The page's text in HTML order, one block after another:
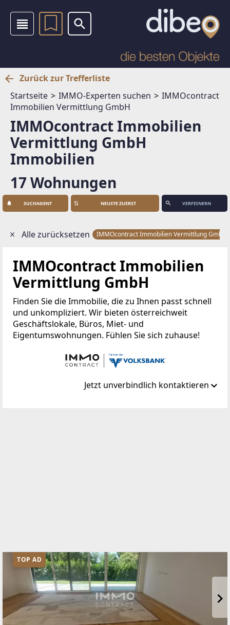
Zurück zur Trefferliste
Startseite
IMMO-Experten suchen
IMMOcontract
Immobilien Vermittlung GmbH
IMMOcontract Immobilien
Vermittlung GmbH
Immobilien
17 Wohnungen
SUCHAGENT VERFEINERN
Alle zurücksetzen IMMOcontract Immobilien Vermittlung GmbH
IMMOcontract Immobilien
Vermittlung GmbH
Finden Sie die Immobilie, die zu Ihnen passt schnell
und unkompliziert. Wir bieten österreichweit
Geschäftslokale, Büros, Miet- und
Eigentumswohnungen. Fühlen Sie sich zuhause!
Jetzt unverbindlich kontaktieren
TOP AD